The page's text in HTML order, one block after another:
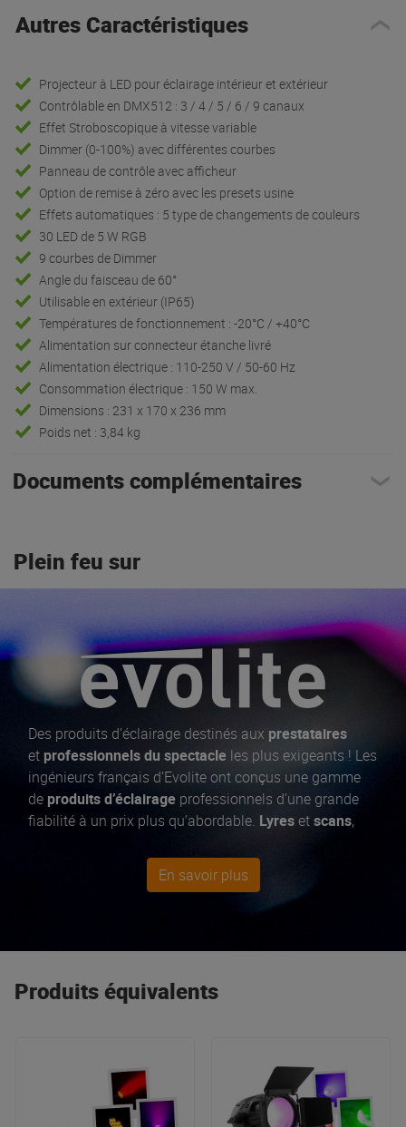
Autres Caractéristiques
Projecteur à LED pour éclairage intérieur et extérieur
Contrôlable en DMX512 : 3 / 4 / 5 / 6 / 9 canaux
Effet Stroboscopique à vitesse variable
Dimmer (0-100%) avec différentes courbes
Panneau de contrôle avec afficheur
Option de remise à zéro avec les presets usine
Effets automatiques : 5 type de changements de couleurs
30 LED de 5 W RGB
9 courbes de Dimmer
Angle du faisceau de 60°
Utilisable en extérieur (IP65)
Températures de fonctionnement : -20°C / +40°C
Alimentation sur connecteur étanche livré
Alimentation électrique : 110-250 V / 50-60 Hz
Consommation électrique : 150 W max.
Dimensions : 231 x 170 x 236 mm
Poids net : 3,84 kg
Documents complémentaires
Plein feu sur
Des produits d’éclairage destinés aux prestataires
et professionnels du spectacle les plus exigeants ! Les
ingénieurs français d’Evolite ont conçus une gamme
de produits d’éclairage professionnels d’une grande
fiabilité à un prix plus qu’abordable. Lyresetscans,
... tous équipés des dernières
technologies pour des shows lumineux époustouflants
En savoir plus
Produits équivalents